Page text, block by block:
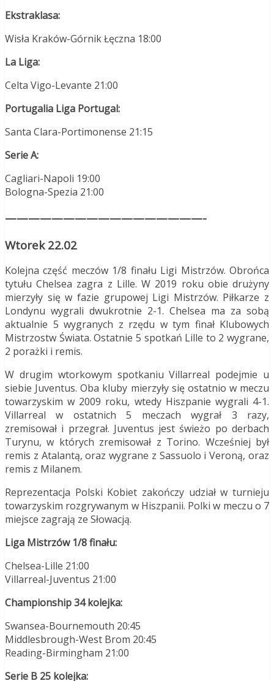
Ekstraklasa:
Wisła Kraków-Górnik Łęczna 18:00
La Liga:
Celta Vigo-Levante 21:00
Portugalia Liga Portugal:
Santa Clara-Portimonense 21:15
Serie A:
Cagliari-Napoli 19:00
Bologna-Spezia 21:00
—————————————————-
Wtorek 22.02
Kolejna część meczów 1/8 finału Ligi Mistrzów. Obrońca
tytułu Chelsea zagra z Lille. W 2019 roku obie drużyny
mierzyły się w fazie grupowej Ligi Mistrzów. Piłkarze z
Londynu wygrali dwukrotnie 2-1. Chelsea ma za sobą
aktualnie 5 wygranych z rzędu w tym finał Klubowych
Mistrzostw Świata. Ostatnie 5 spotkań Lille to 2 wygrane,
2 porażki i remis.
W drugim wtorkowym spotkaniu Villarreal podejmie u
siebie Juventus. Oba kluby mierzyły się ostatnio w meczu
towarzyskim w 2009 roku, wtedy Hiszpanie wygrali 4-1.
Villarreal w ostatnich 5 meczach wygrał 3 razy,
zremisował i przegrał. Juventus jest świeżo po derbach
Turynu, w których zremisował z Torino. Wcześniej był
remis z Atalantą, oraz wygrane z Sassuolo i Veroną, oraz
remis z Milanem.
Reprezentacja Polski Kobiet zakończy udział w turnieju
towarzyskim rozgrywanym w Hiszpanii. Polki w meczu o 7
miejsce zagrają ze Słowacją.
Liga Mistrzów 1/8 finału:
Chelsea-Lille 21:00
Villarreal-Juventus 21:00
Championship 34 kolejka:
Swansea-Bournemouth 20:45
Middlesbrough-West Brom 20:45
Reading-Birmingham 21:00
Serie B 25 kolejka: